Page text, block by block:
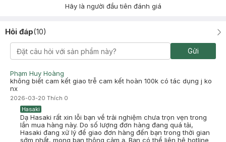
Hãy là người đầu tiên đánh giá
Hỏi đáp(10)
Gửi
Phạm Huy Hoàng
không biết cam kết giao trễ cam kết hoàn 100k có tác dụng j ko
nx
2026-03-20 Thích 0
Hasaki
Dạ Hasaki rất xin lỗi bạn về trải nghiệm chưa trọn vẹn trong
lần mua hàng này. Do số lượng đơn hàng đang quá tải,
Hasaki đang xử lý để giao đơn hàng đến bạn trong thời gian
sớm nhất, mong bạn thông cảm ạ. Bạn có thể liên hệ hotline